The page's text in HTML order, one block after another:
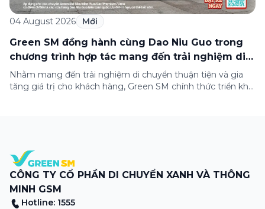
04 August 2026 Mới
Green SM đồng hành cùng Dao Niu Guo trong
chương trình hợp tác mang đến trải nghiệm di
chuyển thuận tiện cho khách hàng
Nhằm mang đến trải nghiệm di chuyển thuận tiện và gia
tăng giá trị cho khách hàng, Green SM chính thức triển khai
CÔNG TY CỔ PHẦN DI CHUYỂN XANH VÀ THÔNG
MINH GSM
Hotline: 1555